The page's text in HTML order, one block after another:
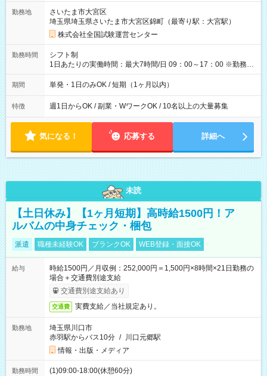
例】 ・河合塾模擬試験 8:30～17:30（休憩1時間） 時給1,300円
×8時間＝日収10,400円＋交通費 ※当日の役割により時給＋100
円の場合あり ・国家試験 7:00～13:30（休憩なし） 時給1,300
円（役割手当＋100円）×6時間＝日収8,400円＋交通費 【試用期
間】試用期間なし
勤務地
さいたま市大宮区
埼玉県埼玉県さいたま市大宮区錦町（最寄り駅：大宮駅）
株式会社全国試験運営センター
勤務時間
シフト制
1日あたりの実働時間：最大7時間/日 09：00～17：00 ※勤務時
間は 試験により異なります。
期間 単発・1日のみOK / 短期（1ヶ月以内）
特徴 週1日からOK / 副業・WワークOK / 10名以上の大量募集
気になる！ 応募する 詳細へ
未読
【土日休み】【1ヶ月短期】高時給1500円！ア
ルバムの中身チェック・梱包
派遣 職種未経験OK ブランクOK WEB登録・面接OK
給与
時給1500円／月収例：252,000円＝1,500円×8時間×21日勤務の
場合＋交通費別途支給
交通費別途支給あり
交通費 実費支給／当社規定あり。
勤務地
埼玉県川口市
赤羽駅からバス10分 / 川口元郷駅
情報・出版・メディア
勤務時間 (1)09:00-18:00(休憩60分)